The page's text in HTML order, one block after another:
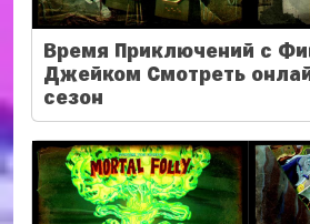
Время Приключений с
Джейком Смотреть
сезон